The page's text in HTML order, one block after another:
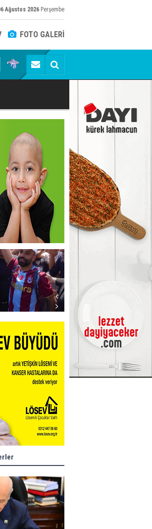
Ağustos 2026 Perşembe
FOTO GALERİ
Büyükşehir Belediye Başkanı servet
Erzurum'da